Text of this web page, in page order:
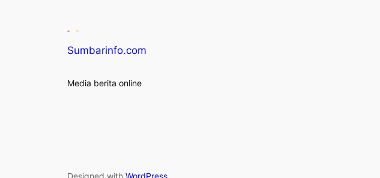
Sumbarinfo.com
Media berita online
Designed with WordPress